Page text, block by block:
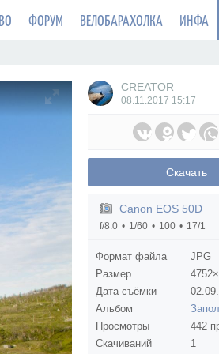
ФОРУМ ВЕЛОБАРАХОЛКА ИНФА
CREATOR
08.11.2017 15:17
Скачать
Canon EOS 50D
f/8.0 1/60 100 17/1
Формат файла
JPG
Размер
Дата съёмки
Альбом
Просмотры
442
Скачиваний
1